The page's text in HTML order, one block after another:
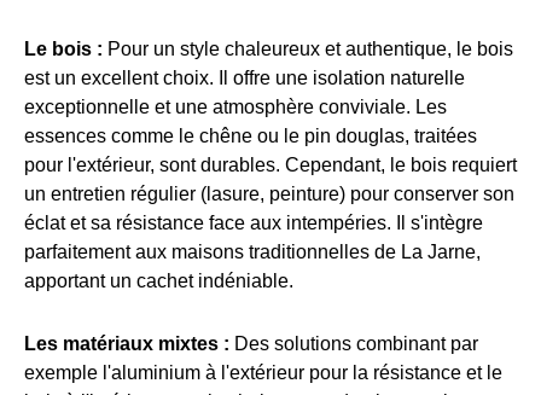
Le bois : Pour un style chaleureux et authentique, le bois
est un excellent choix. Il offre une isolation naturelle
exceptionnelle et une atmosphère conviviale. Les
essences comme le chêne ou le pin douglas, traitées
pour l'extérieur, sont durables. Cependant, le bois requiert
un entretien régulier (lasure, peinture) pour conserver son
éclat et sa résistance face aux intempéries. Il s'intègre
parfaitement aux maisons traditionnelles de La Jarne,
apportant un cachet indéniable.
Les matériaux mixtes : Des solutions combinant par
exemple l'aluminium à l'extérieur pour la résistance et le